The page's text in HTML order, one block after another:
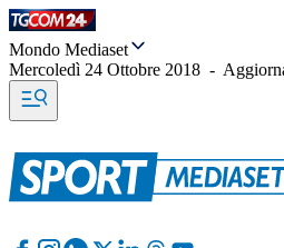
Mondo Mediaset
Mercoledì 24 Ottobre 2018 -